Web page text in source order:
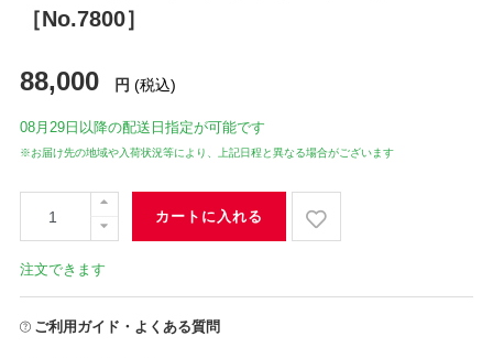
［No.7800］
88,000 円 (税込)
08月29日 以降の配送日指定が可能です
※お届け先の地域や入荷状況等により、上記日程と異なる場合がございます
カートに入れる
注文できます
ご利用ガイド・よくある質問